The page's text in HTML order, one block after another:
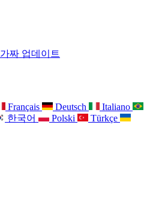
가짜 업데이트
Français Deutsch
Italiano
한국어 Polski
Türkçe